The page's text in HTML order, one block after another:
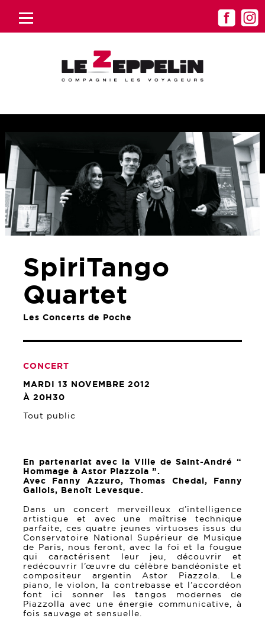
SpiriTango
Quartet
Les Concerts de Poche
CONCERT
MARDI 13 NOVEMBRE 2012
À 20H30
Tout public
En partenariat avec la Ville de Saint-André “
Hommage à Astor Piazzola ”.
Avec Fanny Azzuro, Thomas Chedal, Fanny
Gallois, Benoît Levesque.
Dans un concert merveilleux d’intelligence
artistique et avec une maîtrise technique
parfaite, ces quatre jeunes virtuoses issus du
Conservatoire National Supérieur de Musique
de Paris, nous feront, avec la foi et la fougue
qui caractérisent leur jeu, découvrir et
redécouvrir l’œuvre du célèbre bandéoniste et
compositeur argentin Astor Piazzola. Le
piano, le violon, la contrebasse et l’accordéon
font ici sonner les tangos modernes de
Piazzolla avec une énergie communicative, à
fois sauvage et sensuelle.